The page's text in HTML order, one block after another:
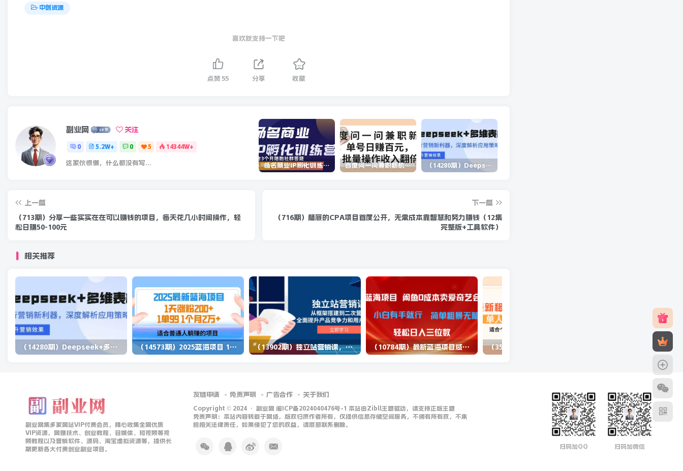
中创资源
喜欢就支持一下吧
点赞 55 分享 收藏
副业网 关注
0 5.2W+ 0 5 14344W+
这家伙很懒，什么都没有写... 杨名商业IP孵化训练营，从商业到内容到转化一站式学 价值5980元 百度问一问兼职新机遇，单号日赚百元，批量操作收入翻倍 （14280期）Deepseek+多维表格，银行营销新利器，深度解析应用策略，提升营销效果
上一篇
（713期）分享一些实实在在可以赚钱的项目，每天花几小时间操作，轻
松日赚50-100元
下一篇
（716期）箱底的CPA项目首度公开，无需成本靠智慧和努力赚钱（12集
完整版+工具软件）
相关推荐
（14280期）Deepseek+多维表格，银行营销新利器，深度解析应用策略，提升营销效果 （14573期）2025蓝海项目 1天涨粉200+ 1单99 1个月2万+ （13902期）独立站营销课，从框架搭建到二次营销，全面提升产品竞争力和用户忠诚度 （10784期）最新蓝海项目咸鱼零成本卖爱奇艺会员小白有手就行 无脑操作轻松日入三位数
副业网集多家网站VIP付费会员，精心收集全网优质
VIP资源，网赚技术、创业教程、自媒体、短视频等视
频教程以及营销软件、源码、淘宝虚拟资源等，提供长
期更新各大付费创业副业项目。
友链申请 免责声明 广告合作 关于我们
Copyright © 2024 · 副业网 闽ICP备2024040476号-1 本站由Zibll主题驱动，请支持正版主题
免责声明：本站内容转载于网络，版权归原作者所有，仅提供信息存储空间服务，不拥有所有权，不承
担相关法律责任，如果侵犯了您的权益，请底部联系删除。
扫码加QQ 扫码加微信